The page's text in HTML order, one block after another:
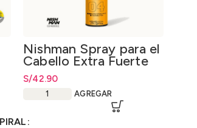
Nishman Spray para el
Cabello Extra Fuerte
04 Hair Spray 04
Extra Strong Hold
400ml.
S/42.90
AGREGAR